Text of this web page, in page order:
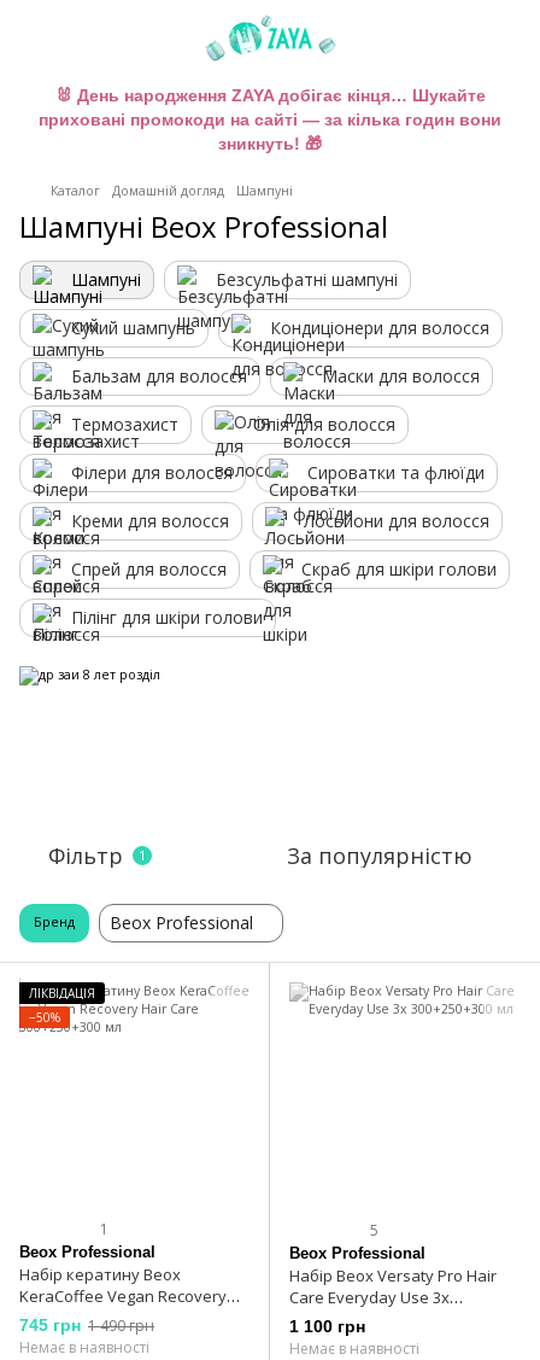
🐰 День народження ZAYA добігає кінця… Шукайте
приховані промокоди на сайті — за кілька годин вони
зникнуть! 🎁
Каталог Домашній догляд Шампуні
Шампуні Beox Professional
Шампуні Безсульфатні шампуні
Сухий шампунь Кондиціонери для волосся
Бальзам для волосся Маски для волосся
Термозахист Олія для волосся
Філери для волосся Сироватки та флюїди
Креми для волосся Лосьйони для волосся
Спрей для волосся Скраб для шкіри голови
Пілінг для шкіри голови
Фільтр 1 За популярністю
Бренд Beox Professional
ЛІКВІДАЦІЯ
−50%
1
Beox Professional
Набір кератину Beox
KeraCoffee Vegan Recovery
Hair Care 300+250+300 мл
745 грн 1 490 грн
Немає в наявності
5
Beox Professional
Набір Beox Versaty Pro Hair
Care Everyday Use 3х
300+250+300 мл
1 100 грн
Немає в наявності